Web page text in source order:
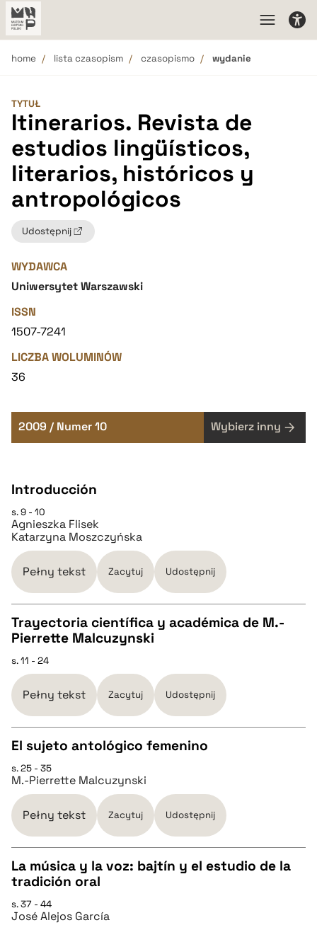
home lista czasopism czasopismo wydanie
TYTUŁ
Itinerarios. Revista de
estudios lingüísticos,
literarios, históricos y
antropológicos
Udostępnij
WYDAWCA
Uniwersytet Warszawski
ISSN
1507-7241
LICZBA WOLUMINÓW
36
2009 / Numer 10 Wybierz inny
Introducción
s. 9 - 10
Agnieszka Flisek
Katarzyna Moszczyńska
Pełny tekst Zacytuj Udostępnij
pobierz cytat
pobierz cytat
Trayectoria científica y académica de M.-
Pierrette Malcuzynski
s. 11 - 24
Pełny tekst Zacytuj Udostępnij
CZYSTY TEKST
pobierz cytat
BIBTEX
El sujeto antológico femenino
s. 25 - 35
M.-Pierrette Malcuzynski
Pełny tekst Zacytuj Udostępnij
La música y la voz: bajtín y el estudio de la
tradición oral
s. 37 - 44
José Alejos García